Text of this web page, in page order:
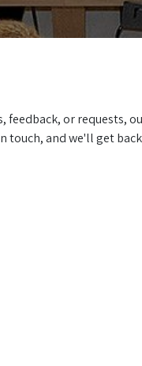
feedback, or requests,
touch, and we'll get